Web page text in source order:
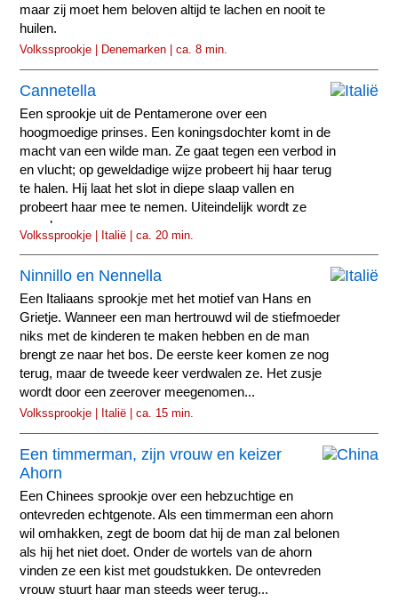
maar zij moet hem beloven altijd te lachen en nooit te
huilen.
Volkssprookje | Denemarken | ca. 8 min.
Cannetella
Een sprookje uit de Pentamerone over een
hoogmoedige prinses. Een koningsdochter komt in de
macht van een wilde man. Ze gaat tegen een verbod in
en vlucht; op geweldadige wijze probeert hij haar terug
te halen. Hij laat het slot in diepe slaap vallen en
probeert haar mee te nemen. Uiteindelijk wordt ze
gered.
Volkssprookje | Italië | ca. 20 min.
Ninnillo en Nennella
Een Italiaans sprookje met het motief van Hans en
Grietje. Wanneer een man hertrouwd wil de stiefmoeder
niks met de kinderen te maken hebben en de man
brengt ze naar het bos. De eerste keer komen ze nog
terug, maar de tweede keer verdwalen ze. Het zusje
wordt door een zeerover meegenomen...
Volkssprookje | Italië | ca. 15 min.
Een timmerman, zijn vrouw en keizer
Ahorn
Een Chinees sprookje over een hebzuchtige en
ontevreden echtgenote. Als een timmerman een ahorn
wil omhakken, zegt de boom dat hij de man zal belonen
als hij het niet doet. Onder de wortels van de ahorn
vinden ze een kist met goudstukken. De ontevreden
vrouw stuurt haar man steeds weer terug...